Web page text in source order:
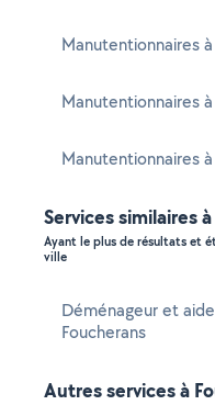
Manutentionnaires à
Manutentionnaires
Manutentionnaires
Services similaires
Ayant le plus de résultats et
ville
Déménageur et
Foucherans
Autres services à